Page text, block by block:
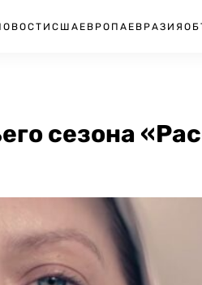
США ЕВРОПА ЕВРАЗИЯ
сезона